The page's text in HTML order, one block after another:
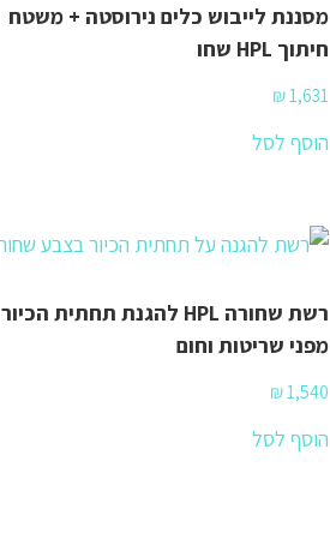
מסננת לייבוש כלים נירוסטה + משטח
חיתוך HPL שחו
₪1,631
הוסף לסל
רשת שחורה HPL להגנת תחתית הכיור
מפני שריטות וחום
₪1,540
הוסף לסל